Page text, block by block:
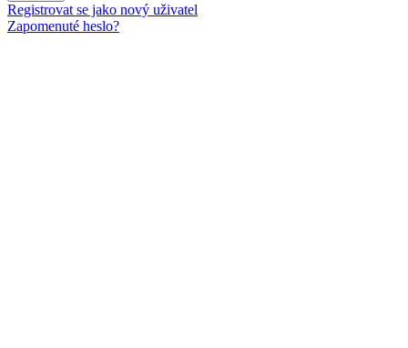
Registrovat se jako nový uživatel
Zapomenuté heslo?